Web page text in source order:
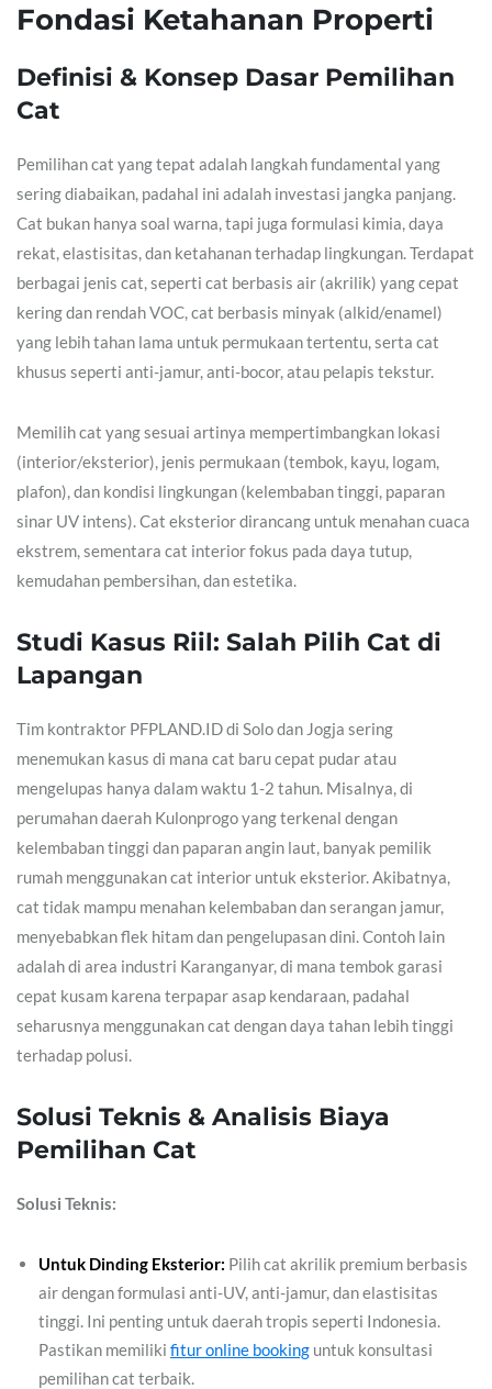
Fondasi Ketahanan Properti
Definisi & Konsep Dasar Pemilihan
Cat
Pemilihan cat yang tepat adalah langkah fundamental yang
sering diabaikan, padahal ini adalah investasi jangka panjang.
Cat bukan hanya soal warna, tapi juga formulasi kimia, daya
rekat, elastisitas, dan ketahanan terhadap lingkungan. Terdapat
berbagai jenis cat, seperti cat berbasis air (akrilik) yang cepat
kering dan rendah VOC, cat berbasis minyak (alkid/enamel)
yang lebih tahan lama untuk permukaan tertentu, serta cat
khusus seperti anti-jamur, anti-bocor, atau pelapis tekstur.
Memilih cat yang sesuai artinya mempertimbangkan lokasi
(interior/eksterior), jenis permukaan (tembok, kayu, logam,
plafon), dan kondisi lingkungan (kelembaban tinggi, paparan
sinar UV intens). Cat eksterior dirancang untuk menahan cuaca
ekstrem, sementara cat interior fokus pada daya tutup,
kemudahan pembersihan, dan estetika.
Studi Kasus Riil: Salah Pilih Cat di
Lapangan
Tim kontraktor PFPLAND.ID di Solo dan Jogja sering
menemukan kasus di mana cat baru cepat pudar atau
mengelupas hanya dalam waktu 1-2 tahun. Misalnya, di
perumahan daerah Kulonprogo yang terkenal dengan
kelembaban tinggi dan paparan angin laut, banyak pemilik
rumah menggunakan cat interior untuk eksterior. Akibatnya,
cat tidak mampu menahan kelembaban dan serangan jamur,
menyebabkan flek hitam dan pengelupasan dini. Contoh lain
adalah di area industri Karanganyar, di mana tembok garasi
cepat kusam karena terpapar asap kendaraan, padahal
seharusnya menggunakan cat dengan daya tahan lebih tinggi
terhadap polusi.
Solusi Teknis & Analisis Biaya
Pemilihan Cat
Solusi Teknis:
Untuk Dinding Eksterior: Pilih cat akrilik premium berbasis
air dengan formulasi anti-UV, anti-jamur, dan elastisitas
tinggi. Ini penting untuk daerah tropis seperti Indonesia.
Pastikan memiliki fitur online booking untuk konsultasi
pemilihan cat terbaik.